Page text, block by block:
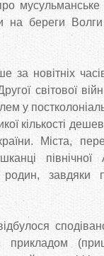
на береги
новітніх
світової
у
кількості
Міста,
родин, завдяки
прикладом